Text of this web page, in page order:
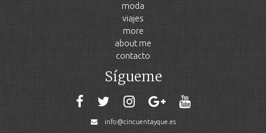
moda
viajes
more
about me
contacto
Sígueme
info@cincuentayque.es